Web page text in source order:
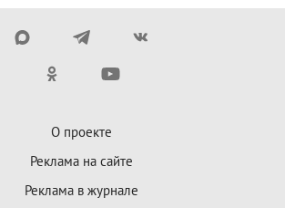
О проекте
Реклама на сайте
Реклама в журнале